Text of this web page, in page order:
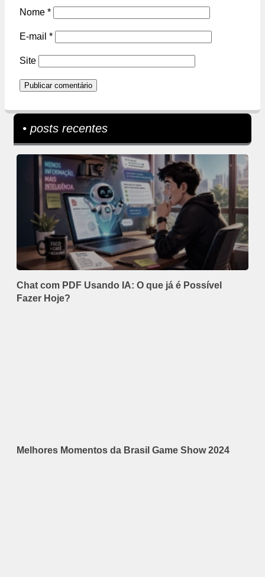
Nome *
E-mail *
Site
• posts recentes
Chat com PDF Usando IA: O que já é Possível
Fazer Hoje?
Melhores Momentos da Brasil Game Show 2024